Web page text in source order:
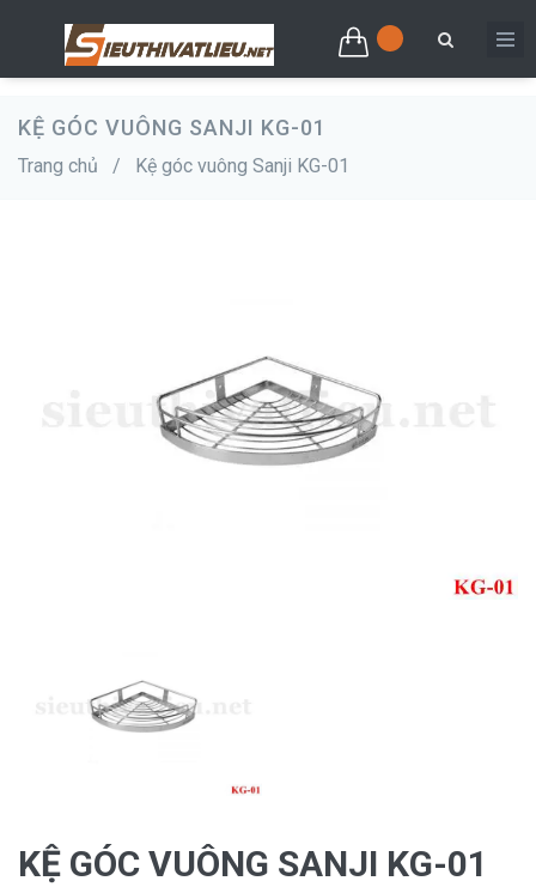
KỆ GÓC VUÔNG SANJI KG-01
Trang chủ / Kệ góc vuông Sanji KG-01
KỆ GÓC VUÔNG SANJI KG-01